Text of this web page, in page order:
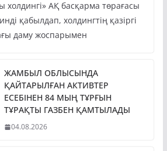
холдингі» АҚ басқарма төрағасы
қабылдап, холдингтің қазіргі
даму жоспарымен
ЖАМБЫЛ ОБЛЫСЫНДА
ҚАЙТАРЫЛҒАН АКТИВТЕР
ЕСЕБІНЕН 84 МЫҢ ТҰРҒЫН
ТҰРАҚТЫ ГАЗБЕН ҚАМТЫЛАДЫ
04.08.2026